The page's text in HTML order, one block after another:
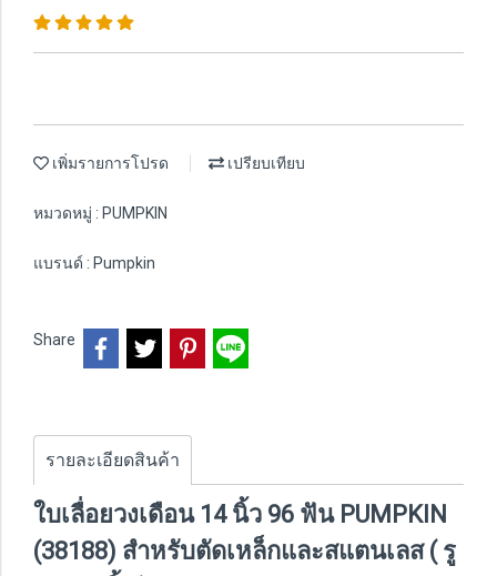
เพิ่มรายการโปรด เปรียบเทียบ
หมวดหมู่ : PUMPKIN
แบรนด์ : Pumpkin
Share
รายละเอียดสินค้า
ใบเลื่อยวงเดือน 14 นิ้ว 96 ฟัน PUMPKIN
(38188) สำหรับตัดเหล็กและสแตนเลส ( รู